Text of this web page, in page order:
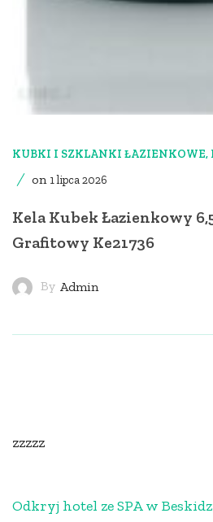
KUBKI I SZKLANKI ŁAZIENKOWE,
on 1 lipca 2026
Kela Kubek Łazienkowy
Grafitowy Ke21736
By Admin
zzzzz
Odkryj hotel ze SPA w